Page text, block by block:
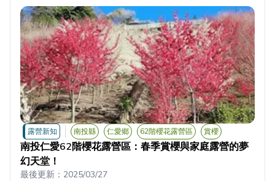
露營新知 南投縣 仁愛鄉 62階櫻花露營區 賞櫻
南投仁愛62階櫻花露營區：春季賞櫻與家庭露營的夢
幻天堂！
最後更新： 2025/03/27